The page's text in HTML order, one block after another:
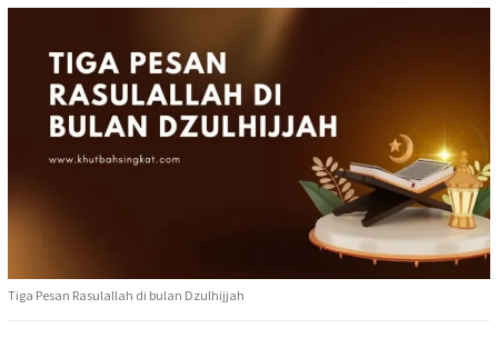
Tiga Pesan Rasulallah di bulan Dzulhijjah